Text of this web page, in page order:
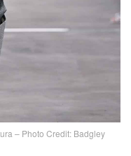
– Photo Credit: Badgley